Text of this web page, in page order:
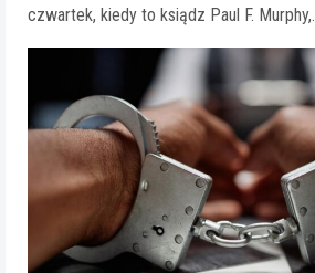
czwartek, kiedy to ksiądz Paul F. Murphy,…